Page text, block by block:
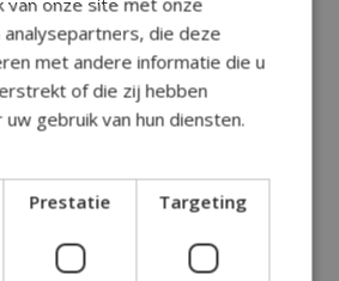
en bestel vandaag nog
me bekers bij Rainbow
misschien ook leuk
die deze
met andere informatie die u
of die zij hebben
gebruik van hun diensten.
Prestatie Targeting